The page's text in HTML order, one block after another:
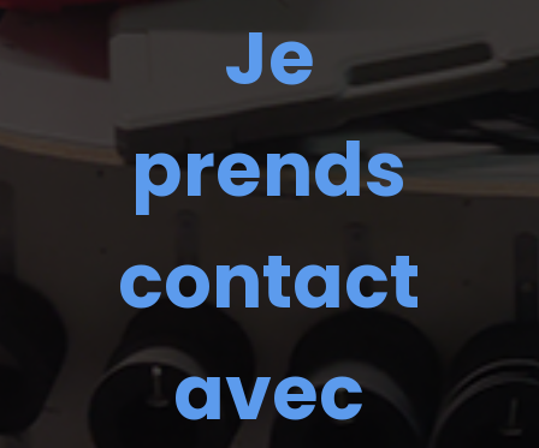
Je
prends
contact
avec